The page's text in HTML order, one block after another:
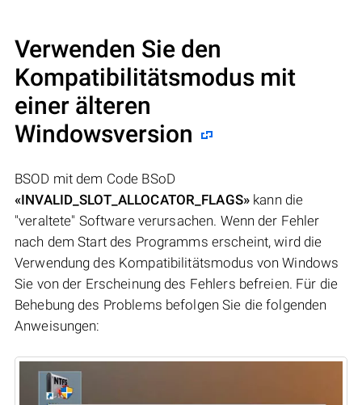
Verwenden Sie den
Kompatibilitätsmodus mit
einer älteren
Windowsversion
BSOD mit dem Code BSoD
«INVALID_SLOT_ALLOCATOR_FLAGS» kann die
"veraltete" Software verursachen. Wenn der Fehler
nach dem Start des Programms erscheint, wird die
Verwendung des Kompatibilitätsmodus von Windows
Sie von der Erscheinung des Fehlers befreien. Für die
Behebung des Problems befolgen Sie die folgenden
Anweisungen: